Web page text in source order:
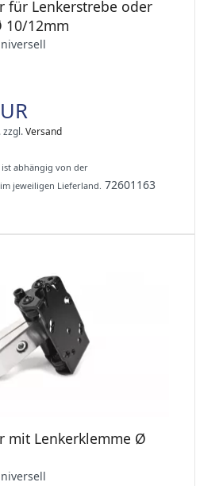
für Lenkerstrebe oder
10/12mm
zzgl.Versand
ist abhängig von der
jeweiligen Lieferland. 72601163
mit Lenkerklemme Ø